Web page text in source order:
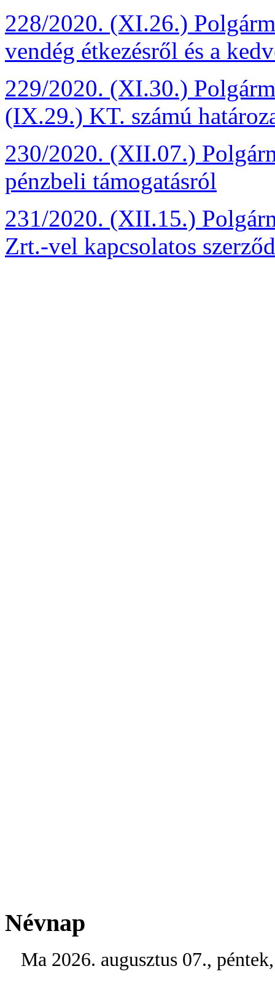
228/2020. (XI.26.)
vendég étkezésről és a
229/2020. (XI.30.)
(IX.29.) KT. számú
230/2020. (XII.07.)
pénzbeli támogatásról
231/2020. (XII.15.)
Zrt.-vel kapcsolatos
Névnap
Ma 2026. augusztus 07.,